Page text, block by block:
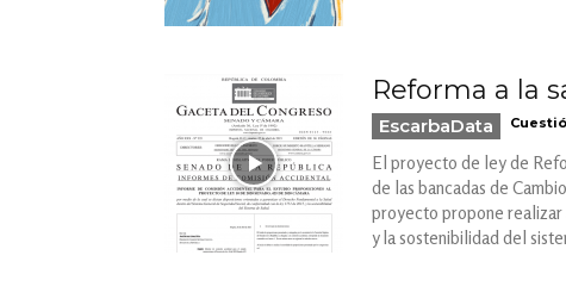
Reforma a la
EscarbaData
El proyecto de ley de
de las bancadas de
proyecto propone realizar
y la sostenibilidad del